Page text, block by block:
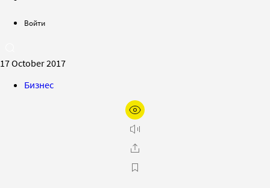
Войти
17 October 2017
Бизнес